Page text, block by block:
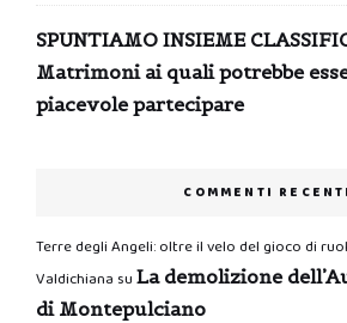
SPUNTIAMO INSIEME
Matrimoni ai quali potrebbe
piacevole partecipare
COMMENTI RECENTI
Terre degli Angeli: oltre il velo del gioco di
Valdichiana su La demolizione
di Montepulciano